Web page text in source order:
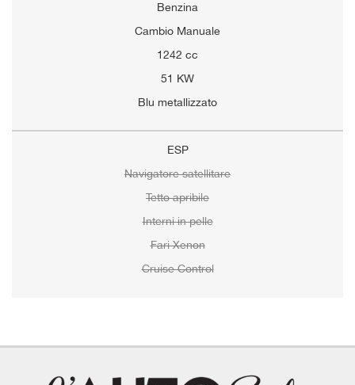
Benzina
Cambio Manuale
1242 cc
51 KW
Blu metallizzato
ESP
Navigatore satellitare
Tetto apribile
Interni in pelle
Fari Xenon
Cruise Control